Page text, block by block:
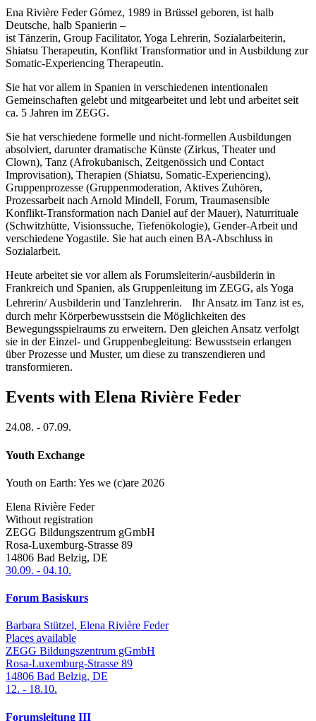
Ena Rivière Feder Gómez, 1989 in Brüssel geboren, ist halb
Deutsche, halb Spanierin –
ist Tänzerin, Group Facilitator, Yoga Lehrerin, Sozialarbeiterin,
Shiatsu Therapeutin, Konflikt Transformatior und in Ausbildung zur
Somatic-Experiencing Therapeutin.
Sie hat vor allem in Spanien in verschiedenen intentionalen
Gemeinschaften gelebt und mitgearbeitet und lebt und arbeitet seit
ca. 5 Jahren im ZEGG.
Sie hat verschiedene formelle und nicht-formellen Ausbildungen
absolviert, darunter dramatische Künste (Zirkus, Theater und
Clown), Tanz (Afrokubanisch, Zeitgenössich und Contact
Improvisation), Therapien (Shiatsu, Somatic-Experiencing),
Gruppenprozesse (Gruppenmoderation, Aktives Zuhören,
Prozessarbeit nach Arnold Mindell, Forum, Traumasensible
Konflikt-Transformation nach Daniel auf der Mauer), Naturrituale
(Schwitzhütte, Visionssuche, Tiefenökologie), Gender-Arbeit und
verschiedene Yogastile. Sie hat auch einen BA-Abschluss in
Sozialarbeit.
Heute arbeitet sie vor allem als Forumsleiterin/-ausbilderin in
Frankreich und Spanien, als Gruppenleitung im ZEGG, als Yoga
Lehrerin/ Ausbilderin und Tanzlehrerin. Ihr Ansatz im Tanz ist es,
durch mehr Körperbewusstsein die Möglichkeiten des
Bewegungsspielraums zu erweitern. Den gleichen Ansatz verfolgt
sie in der Einzel- und Gruppenbegleitung: Bewusstsein erlangen
über Prozesse und Muster, um diese zu transzendieren und
transformieren.
Events with Elena Rivière Feder
24.08. - 07.09.
Youth Exchange
Youth on Earth: Yes we (c)are 2026
Elena Rivière Feder
Without registration
ZEGG Bildungszentrum gGmbH
Rosa-Luxemburg-Strasse 89
14806 Bad Belzig, DE
30.09. - 04.10.
Forum Basiskurs
Barbara Stützel, Elena Rivière Feder
Places available
ZEGG Bildungszentrum gGmbH
Rosa-Luxemburg-Strasse 89
14806 Bad Belzig, DE
12. - 18.10.
Forumsleitung III